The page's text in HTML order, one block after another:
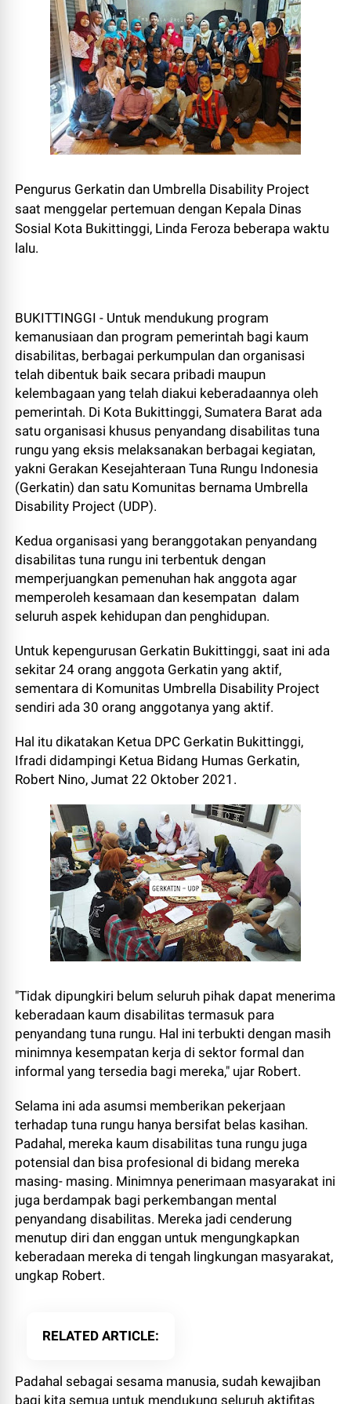
Pengurus Gerkatin dan Umbrella Disability Project
saat menggelar pertemuan dengan Kepala Dinas
Sosial Kota Bukittinggi, Linda Feroza beberapa waktu
lalu.
BUKITTINGGI - Untuk mendukung program
kemanusiaan dan program pemerintah bagi kaum
disabilitas, berbagai perkumpulan dan organisasi
telah dibentuk baik secara pribadi maupun
kelembagaan yang telah diakui keberadaannya oleh
pemerintah. Di Kota Bukittinggi, Sumatera Barat ada
satu organisasi khusus penyandang disabilitas tuna
rungu yang eksis melaksanakan berbagai kegiatan,
yakni Gerakan Kesejahteraan Tuna Rungu Indonesia
(Gerkatin) dan satu Komunitas bernama Umbrella
Disability Project (UDP).
Kedua organisasi yang beranggotakan penyandang
disabilitas tuna rungu ini terbentuk dengan
memperjuangkan pemenuhan hak anggota agar
memperoleh kesamaan dan kesempatan dalam
seluruh aspek kehidupan dan penghidupan.
Untuk kepengurusan Gerkatin Bukittinggi, saat ini ada
sekitar 24 orang anggota Gerkatin yang aktif,
sementara di Komunitas Umbrella Disability Project
sendiri ada 30 orang anggotanya yang aktif.
Hal itu dikatakan Ketua DPC Gerkatin Bukittinggi,
Ifradi didampingi Ketua Bidang Humas Gerkatin,
Robert Nino, Jumat 22 Oktober 2021.
"Tidak dipungkiri belum seluruh pihak dapat menerima
keberadaan kaum disabilitas termasuk para
penyandang tuna rungu. Hal ini terbukti dengan masih
minimnya kesempatan kerja di sektor formal dan
informal yang tersedia bagi mereka," ujar Robert.
Selama ini ada asumsi memberikan pekerjaan
terhadap tuna rungu hanya bersifat belas kasihan.
Padahal, mereka kaum disabilitas tuna rungu juga
potensial dan bisa profesional di bidang mereka
masing- masing. Minimnya penerimaan masyarakat ini
juga berdampak bagi perkembangan mental
penyandang disabilitas. Mereka jadi cenderung
menutup diri dan enggan untuk mengungkapkan
keberadaan mereka di tengah lingkungan masyarakat,
ungkap Robert.
RELATED ARTICLE
Padahal sebagai sesama manusia, sudah kewajiban
bagi kita semua untuk mendukung seluruh aktifitas